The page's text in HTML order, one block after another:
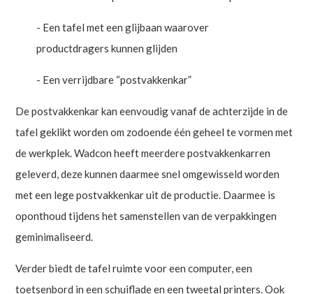
- Een tafel met een glijbaan waarover
productdragers kunnen glijden
- Een verrijdbare “postvakkenkar”
De postvakkenkar kan eenvoudig vanaf de achterzijde in de
tafel geklikt worden om zodoende één geheel te vormen met
de werkplek. Wadcon heeft meerdere postvakkenkarren
geleverd, deze kunnen daarmee snel omgewisseld worden
met een lege postvakkenkar uit de productie. Daarmee is
oponthoud tijdens het samenstellen van de verpakkingen
geminimaliseerd.
Verder biedt de tafel ruimte voor een computer, een
toetsenbord in een schuiflade en een tweetal printers. Ook